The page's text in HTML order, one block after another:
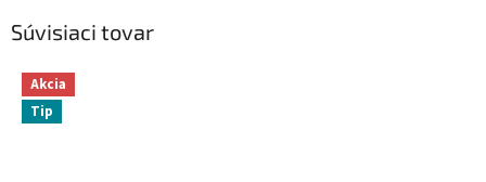
Súvisiaci tovar
Akcia
Tip